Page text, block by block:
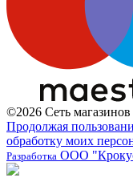
©2026 Сеть
Продолжая
обработку моих
Разработка ООО